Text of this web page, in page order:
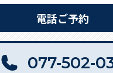
電話ご予約
077-502-